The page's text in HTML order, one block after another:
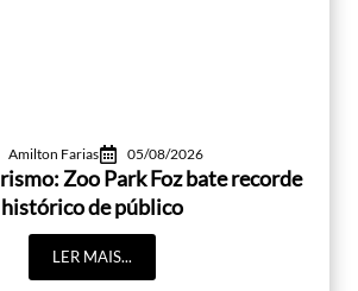
Amilton Farias 05/08/2026
Zoo Park Foz bate recorde
histórico de público
LER MAIS...